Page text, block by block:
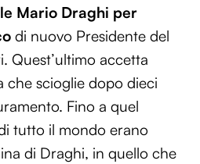
Mario Draghi per
di nuovo Presidente del
Quest’ultimo accetta
che scioglie dopo dieci
Fino a quel
tutto il mondo erano
di Draghi, in quello che